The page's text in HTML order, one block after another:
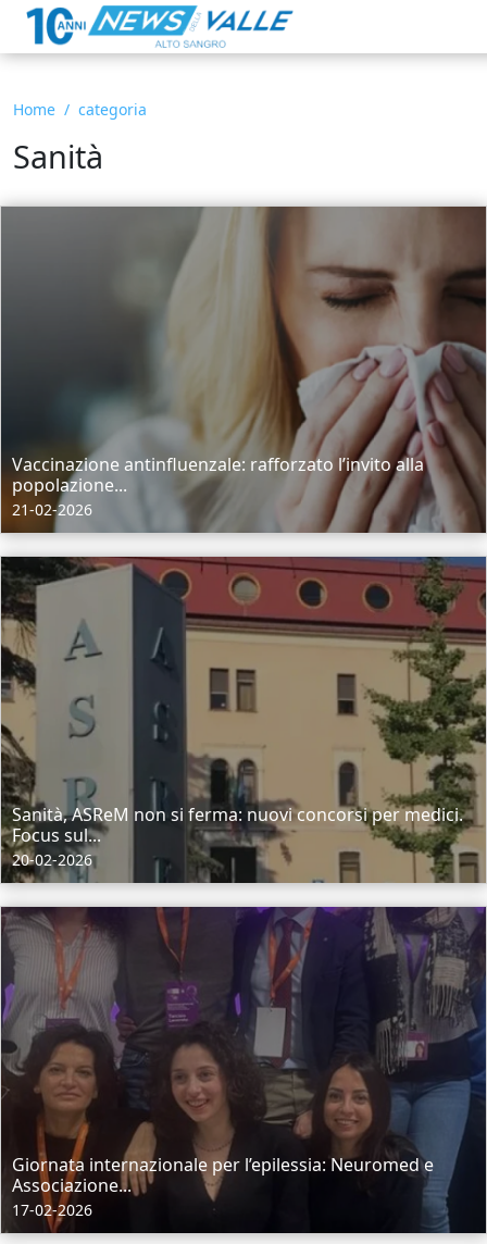
Home categoria
Sanità
Vaccinazione antinfluenzale: rafforzato l’invito alla
popolazione...
21-02-2026
Sanità, ASReM non si ferma: nuovi concorsi per medici.
Focus sul...
20-02-2026
Giornata internazionale per l’epilessia: Neuromed e
Associazione...
17-02-2026